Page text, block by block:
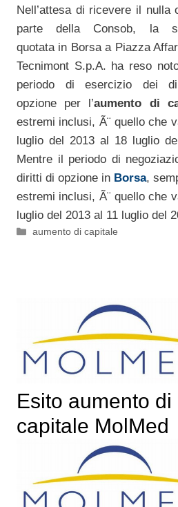
Nell’attesa di ricevere il nulla
parte della Consob, la
quotata in Borsa a Piazza
Tecnimont S.p.A. ha reso
periodo di esercizio dei
opzione per l’aumento di
estremi inclusi, Ã¨ quello che
luglio del 2013 al 18 luglio
Mentre il periodo di
diritti di opzione in Borsa,
estremi inclusi, Ã¨ quello che
luglio del 2013 al 11 luglio del
Categorie
aumento di capitale
Esito aumento di
capitale MolMed